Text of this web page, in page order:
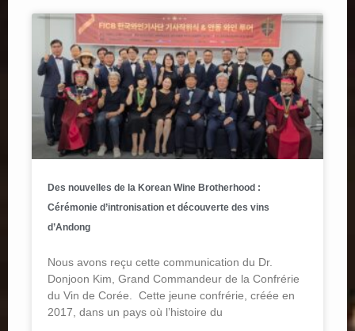
Des nouvelles de la Korean Wine Brotherhood :
Cérémonie d’intronisation et découverte des vins
d’Andong
Nous avons reçu cette communication du Dr.
Donjoon Kim, Grand Commandeur de la Confrérie
du Vin de Corée. Cette jeune confrérie, créée en
2017, dans un pays où l’histoire du